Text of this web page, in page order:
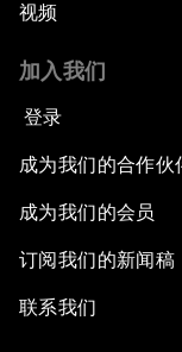
视频
加入我们
登录
成为我们的合作伙
成为我们的会员
订阅我们的新闻稿
联系我们